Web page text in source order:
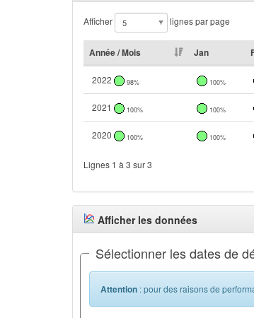
Afficher lignes par page
Année / Mois Jan
2022 98% 100%
2021 100% 100%
2020 100% 100%
Lignes 1 à 3 sur 3
Afficher les données
Sélectionner les dates de
Attention : pour des raisons de